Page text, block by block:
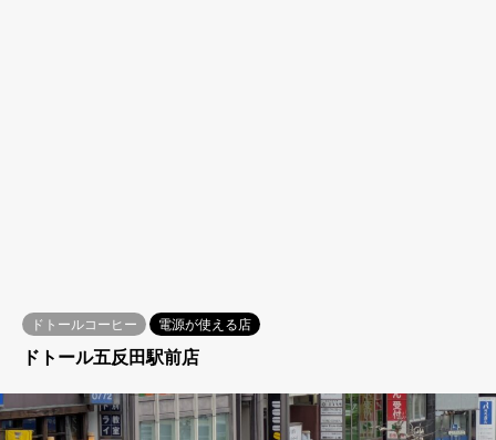
ドトールコーヒー
電源が使える店
ドトール五反田駅前店